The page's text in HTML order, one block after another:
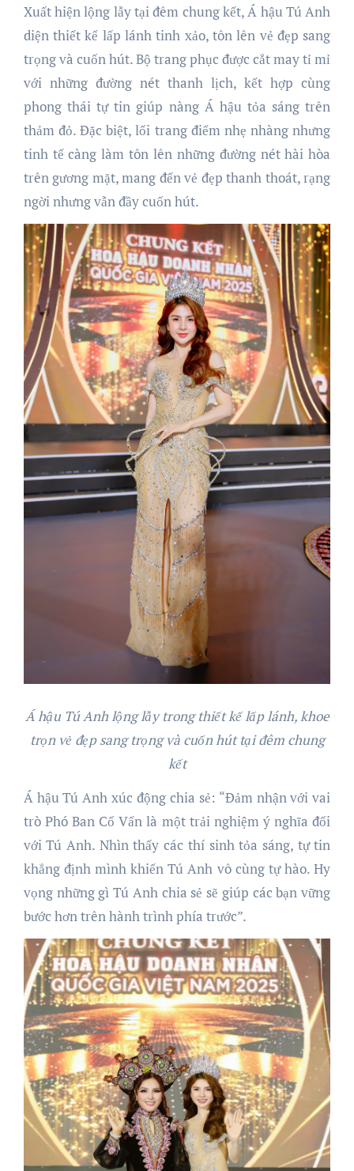
Xuất hiện lộng lẫy tại đêm chung kết, Á hậu Tú Anh
diện thiết kế lấp lánh tinh xảo, tôn lên vẻ đẹp sang
trọng và cuốn hút. Bộ trang phục được cắt may tỉ mỉ
với những đường nét thanh lịch, kết hợp cùng
phong thái tự tin giúp nàng Á hậu tỏa sáng trên
thảm đỏ. Đặc biệt, lối trang điểm nhẹ nhàng nhưng
tinh tế càng làm tôn lên những đường nét hài hòa
trên gương mặt, mang đến vẻ đẹp thanh thoát, rạng
ngời nhưng vẫn đầy cuốn hút.
Á hậu Tú Anh lộng lẫy trong thiết kế lấp lánh, khoe
trọn vẻ đẹp sang trọng và cuốn hút tại đêm chung
kết
Á hậu Tú Anh xúc động chia sẻ: “Đảm nhận với vai
trò Phó Ban Cố Vấn là một trải nghiệm ý nghĩa đối
với Tú Anh. Nhìn thấy các thí sinh tỏa sáng, tự tin
khẳng định mình khiến Tú Anh vô cùng tự hào. Hy
vọng những gì Tú Anh chia sẻ sẽ giúp các bạn vững
bước hơn trên hành trình phía trước”.